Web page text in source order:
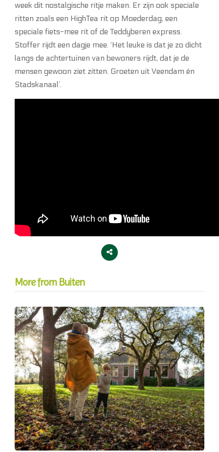
week dit nostalgische ritje maken. Er zijn ook speciale
ritten zoals een HighTea rit op Moederdag, een
speciale fiets-mee rit of de Teddyberen express.
Stoffer rijdt een dagje mee. ‘Het leuke is dat je zo dicht
langs de achtertuinen van bewoners rijdt, dat je de
mensen gewoon ziet zitten. Groeten uit Veendam én
Stadskanaal’.
More from Buiten